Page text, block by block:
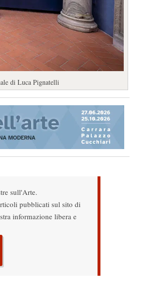
di Luca Pignatelli
sull'Arte.
pubblicati sul sito di
informazione libera e